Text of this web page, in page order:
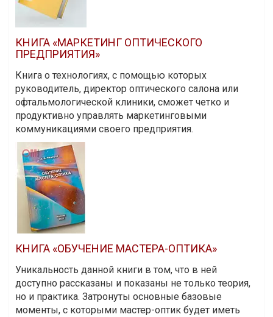
КНИГА «МАРКЕТИНГ ОПТИЧЕСКОГО
ПРЕДПРИЯТИЯ»
Книга о технологиях, с помощью которых
руководитель, директор оптического салона или
офтальмологической клиники, сможет четко и
продуктивно управлять маркетинговыми
коммуникациями своего предприятия.
КНИГА «ОБУЧЕНИЕ МАСТЕРА-ОПТИКА»
Уникальность данной книги в том, что в ней
доступно рассказаны и показаны не только теория,
но и практика. Затронуты основные базовые
моменты, с которыми мастер-оптик будет иметь